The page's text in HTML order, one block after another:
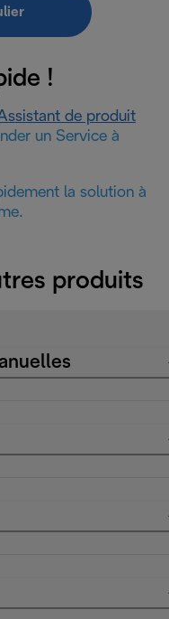
!
de produit
un Service à
la solution à
produits